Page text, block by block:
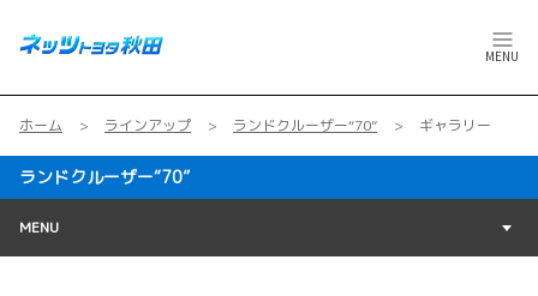
MENU
ホーム ラインアップ ランドクルーザー“70” ギャラリー
ランドクルーザー“70”
MENU